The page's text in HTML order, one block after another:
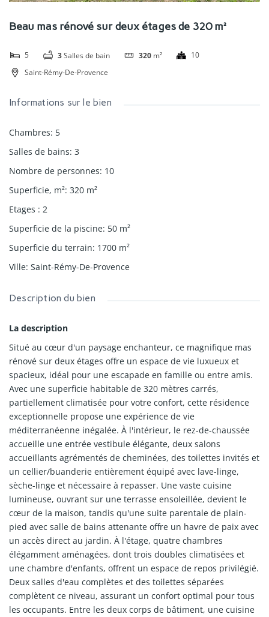
Beau mas rénové sur deux étages de 320 m²
5 3Salles de bain 320 m²
10
Saint-Rémy-De-Provence
Informations sur le bien
Chambres: 5
Salles de bains: 3
Nombre de personnes: 10
Superficie, m²: 320 m²
Etages : 2
Superficie de la piscine: 50 m²
Superficie du terrain: 1700 m²
Ville: Saint-Rémy-De-Provence
Description du bien
La description
Situé au cœur d'un paysage enchanteur, ce magnifique mas
rénové sur deux étages offre un espace de vie luxueux et
spacieux, idéal pour une escapade en famille ou entre amis.
Avec une superficie habitable de 320 mètres carrés,
partiellement climatisée pour votre confort, cette résidence
exceptionnelle propose une expérience de vie
méditerranéenne inégalée. À l'intérieur, le rez-de-chaussée
accueille une entrée vestibule élégante, deux salons
accueillants agrémentés de cheminées, des toilettes invités et
un cellier/buanderie entièrement équipé avec lave-linge,
sèche-linge et nécessaire à repasser. Une vaste cuisine
lumineuse, ouvrant sur une terrasse ensoleillée, devient le
cœur de la maison, tandis qu'une suite parentale de plain-
pied avec salle de bains attenante offre un havre de paix avec
un accès direct au jardin. À l'étage, quatre chambres
élégamment aménagées, dont trois doubles climatisées et
une chambre d'enfants, offrent un espace de repos privilégié.
Deux salles d'eau complètes et des toilettes séparées
complètent ce niveau, assurant un confort optimal pour tous
les occupants. Entre les deux corps de bâtiment, une cuisine